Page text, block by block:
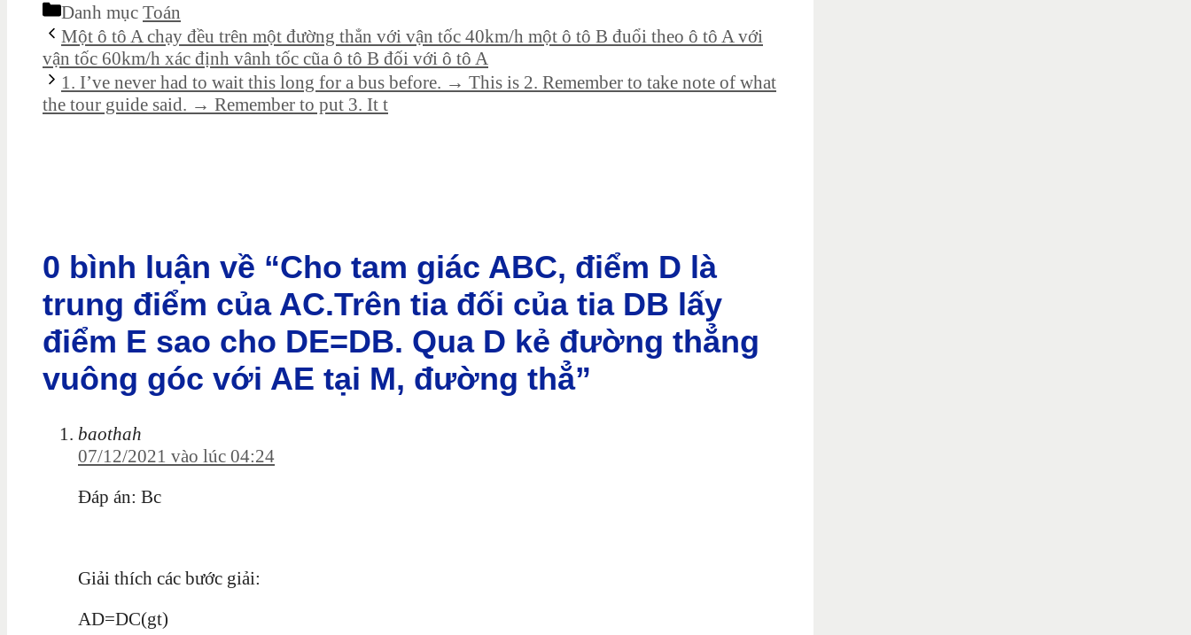
Danh mục Toán
Một ô tô A chạy đều trên một đường thẳn với vận tốc 40km/h một ô tô B đuổi theo ô tô A với
vận tốc 60km/h xác định vânh tốc cũa ô tô B đối với ô tô A
1. I’ve never had to wait this long for a bus before. → This is 2. Remember to take note of what
the tour guide said. → Remember to put 3. It t
0 bình luận về “Cho tam giác ABC, điểm D là
trung điểm của AC.Trên tia đối của tia DB lấy
điểm E sao cho DE=DB. Qua D kẻ đường thẳng
vuông góc với AE tại M, đường thẳ”
baothah
07/12/2021 vào lúc 04:24
Đáp án: Bc
Giải thích các bước giải:
AD=DC(gt)